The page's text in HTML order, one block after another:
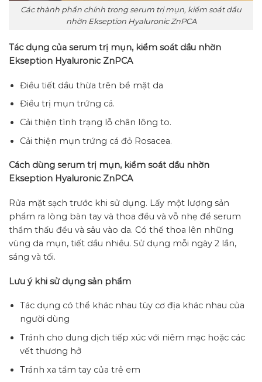
Các thành phần chính trong serum trị mụn, kiểm soát dầu
nhờn Ekseption Hyaluronic ZnPCA
Tác dụng của serum trị mụn, kiểm soát dầu nhờn
Ekseption Hyaluronic ZnPCA
Điều tiết dầu thừa trên bề mặt da
Điều trị mụn trứng cá.
Cải thiện tình trạng lỗ chân lông to.
Cải thiện mụn trứng cá đỏ Rosacea.
Cách dùng serum trị mụn, kiểm soát dầu nhờn
Ekseption Hyaluronic ZnPCA
Rửa mặt sạch trước khi sử dụng. Lấy một lượng sản
phẩm ra lòng bàn tay và thoa đều và vỗ nhẹ để serum
thẩm thấu đều và sâu vào da. Có thể thoa lên những
vùng da mụn, tiết dầu nhiều. Sử dụng mỗi ngày 2 lần,
sáng và tối.
Lưu ý khi sử dụng sản phẩm
Tác dụng có thể khác nhau tùy cơ địa khác nhau của
người dùng
Tránh cho dung dịch tiếp xúc với niêm mạc hoặc các
vết thương hở
Tránh xa tầm tay của trẻ em